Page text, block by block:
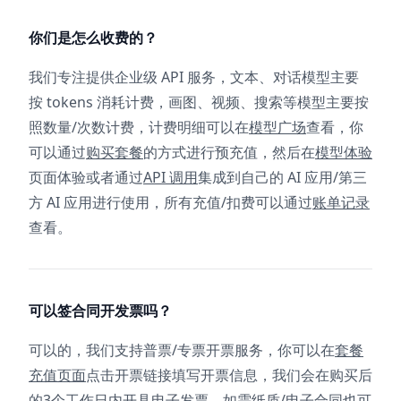
你们是怎么收费的？
我们专注提供企业级 API 服务，文本、对话模型主要
按 tokens 消耗计费，画图、视频、搜索等模型主要按
照数量/次数计费，计费明细可以在模型广场查看，你
可以通过购买套餐的方式进行预充值，然后在模型体验
页面体验或者通过API 调用集成到自己的 AI 应用/第三
方 AI 应用进行使用，所有充值/扣费可以通过账单记录
查看。
可以签合同开发票吗？
可以的，我们支持普票/专票开票服务，你可以在套餐
充值页面点击开票链接填写开票信息，我们会在购买后